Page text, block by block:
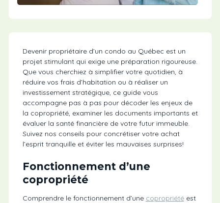
Devenir propriétaire d’un condo au Québec est un
projet stimulant qui exige une préparation rigoureuse.
Que vous cherchiez à simplifier votre quotidien, à
réduire vos frais d’habitation ou à réaliser un
investissement stratégique, ce guide vous
accompagne pas à pas pour décoder les enjeux de
la copropriété, examiner les documents importants et
évaluer la santé financière de votre futur immeuble.
Suivez nos conseils pour concrétiser votre achat
l’esprit tranquille et éviter les mauvaises surprises!
Fonctionnement d’une
copropriété
Comprendre le fonctionnement d’une copropriétéest